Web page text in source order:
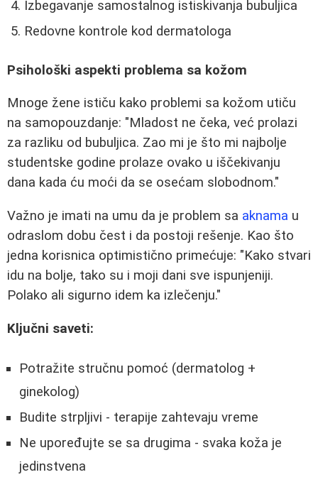
Izbegavanje samostalnog istiskivanja bubuljica
Redovne kontrole kod dermatologa
Psihološki aspekti problema sa kožom
Mnoge žene ističu kako problemi sa kožom utiču
na samopouzdanje: "Mladost ne čeka, već prolazi
za razliku od bubuljica. Zao mi je što mi najbolje
studentske godine prolaze ovako u iščekivanju
dana kada ću moći da se osećam slobodnom."
Važno je imati na umu da je problem sa aknama u
odraslom dobu čest i da postoji rešenje. Kao što
jedna korisnica optimistično primećuje: "Kako stvari
idu na bolje, tako su i moji dani sve ispunjeniji.
Polako ali sigurno idem ka izlečenju."
Ključni saveti:
Potražite stručnu pomoć (dermatolog +
ginekolog)
Budite strpljivi - terapije zahtevaju vreme
Ne upoređujte se sa drugima - svaka koža je
jedinstvena